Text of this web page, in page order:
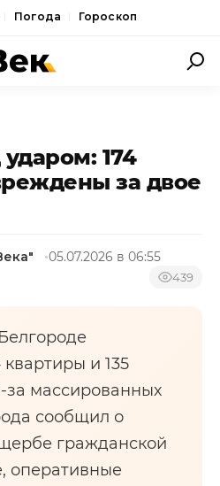
Погода Гороскоп
174
за двое
05.07.2026 в 06:55
439
и 135
за массированных
сообщил о
гражданской
оперативные